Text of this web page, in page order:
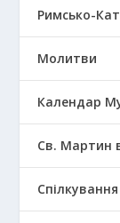
Римсько-
Молитви
Календар
Св. Мартин в